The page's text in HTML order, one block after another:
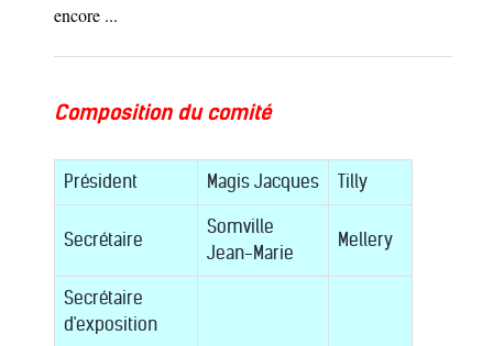
encore ...
Composition du comité
Président Magis Jacques Tilly
Secrétaire
Somville
Jean-Marie
Mellery
Secrétaire
d'exposition